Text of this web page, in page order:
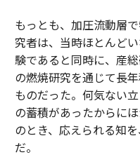
もっとも、加圧流動層
究者は、当時ほとんど
験であると同時に、産
の燃焼研究を通じて長
ものだった。何気ない
の蓄積があったからに
のとき、応えられる知
だ。